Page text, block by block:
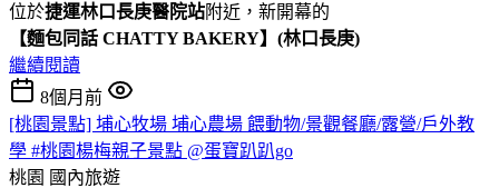
位於捷運林口長庚醫院站附近，新開幕的
【麵包同話 CHATTY BAKERY】(林口長庚)
繼續閱讀
8個月前
[桃園景點] 埔心牧場 埔心農場 餵動物/景觀餐廳/露營/戶外教
學 #桃園楊梅親子景點 @蛋寶趴趴go
桃園 國內旅遊